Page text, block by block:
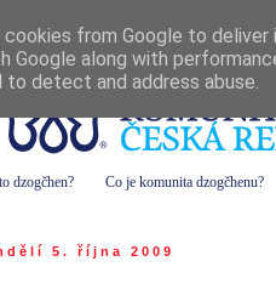
dzogčhen? Co je komunita dzogčhenu?
5. října 2009
from Google to
Google along with
detect and address abuse.